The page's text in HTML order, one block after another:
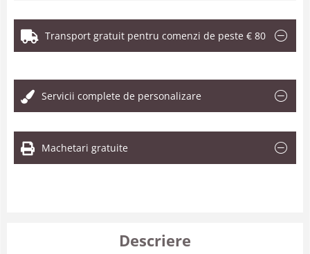
Transport gratuit pentru comenzi de peste € 80
Servicii complete de personalizare
Machetari gratuite
Descriere